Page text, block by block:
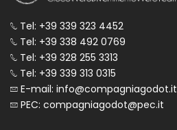
Tel: +39 339 323 4452
Tel: +39 338 492 0769
Tel: +39 328 255 3313
Tel: +39 339 313 0315
E-mail: info@compagniagodot.it
PEC: compagniagodot@pec.it